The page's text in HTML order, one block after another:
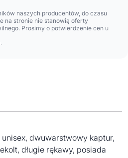
naszych producentów, do czasu
na stronie nie stanowią oferty
Prosimy o potwierdzenie cen u
dwuwarstwowy kaptur,
długie rękawy, posiada